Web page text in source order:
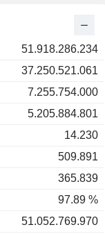
51.918.286.234
37.250.521.061
7.255.754.000
5.205.884.801
14.230
509.891
365.839
97.89 %
51.052.769.970